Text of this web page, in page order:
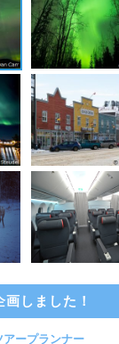
画しました！
アープランナー